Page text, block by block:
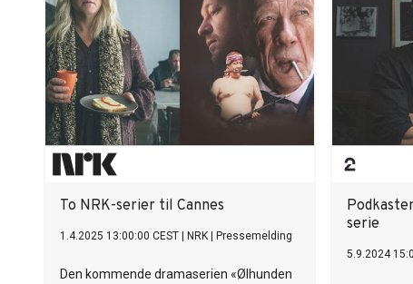
To NRK-serier til Cannes
1.4.2025 13:00:00 CEST NRK Pressemelding
Den kommende dramaserien «Ølhunden
serie
5.9.2024